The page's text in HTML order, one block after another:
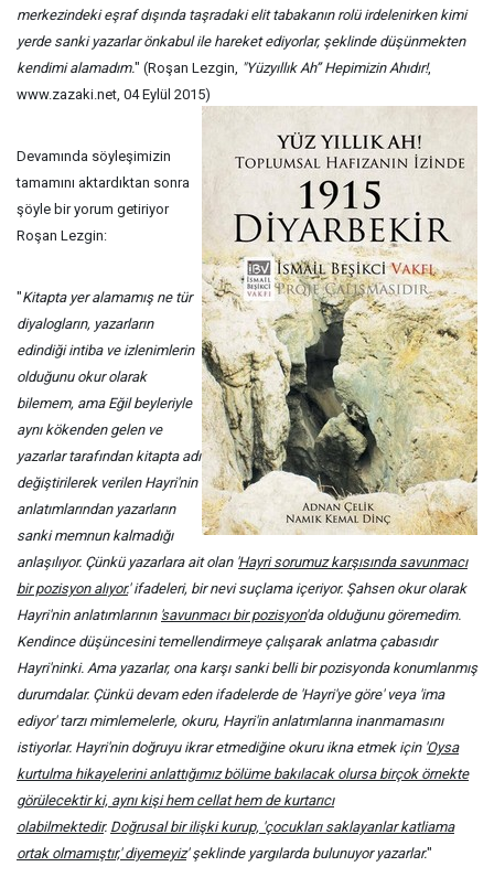
merkezindeki eşraf dışında taşradaki elit tabakanın rolü irdelenirken kimi
yerde sanki yazarlar önkabul ile hareket ediyorlar, şeklinde düşünmekten
kendimi alamadım." (Roşan Lezgin, "Yüzyıllık Ah” Hepimizin Ahıdır!,
www.zazaki.net, 04 Eylül 2015)
Devamında söyleşimizin
tamamını aktardıktan sonra
şöyle bir yorum getiriyor
Roşan Lezgin:
"Kitapta yer alamamış ne tür
diyalogların, yazarların
edindiği intiba ve izlenimlerin
olduğunu okur olarak
bilemem, ama Eğil beyleriyle
aynı kökenden gelen ve
yazarlar tarafından kitapta adı
değiştirilerek verilen Hayri'nin
anlatımlarından yazarların
sanki memnun kalmadığı
anlaşılıyor. Çünkü yazarlara ait olan ' Hayri sorumuz karşısında savunmacı
bir pozisyon alıyor.' ifadeleri, bir nevi suçlama içeriyor. Şahsen okur olarak
Hayri'nin anlatımlarının ' savunmacı bir pozisyon'da olduğunu göremedim.
Kendince düşüncesini temellendirmeye çalışarak anlatma çabasıdır
Hayri'ninki. Ama yazarlar, ona karşı sanki belli bir pozisyonda konumlanmış
durumdalar. Çünkü devam eden ifadelerde de 'Hayri'ye göre' veya 'ima
ediyor' tarzı mimlemelerle, okuru, Hayri'in anlatımlarına inanmamasını
istiyorlar. Hayri'nin doğruyu ikrar etmediğine okuru ikna etmek için ' Oysa
kurtulma hikayelerini anlattığımız bölüme bakılacak olursa birçok örnekte
görülecektir ki, aynı kişi hem cellat hem de kurtarıcı
olabilmektedir. Doğrusal bir ilişki kurup, 'çocukları saklayanlar katliama
ortak olmamıştır,' diyemeyiz' şeklinde yargılarda bulunuyor yazarlar."